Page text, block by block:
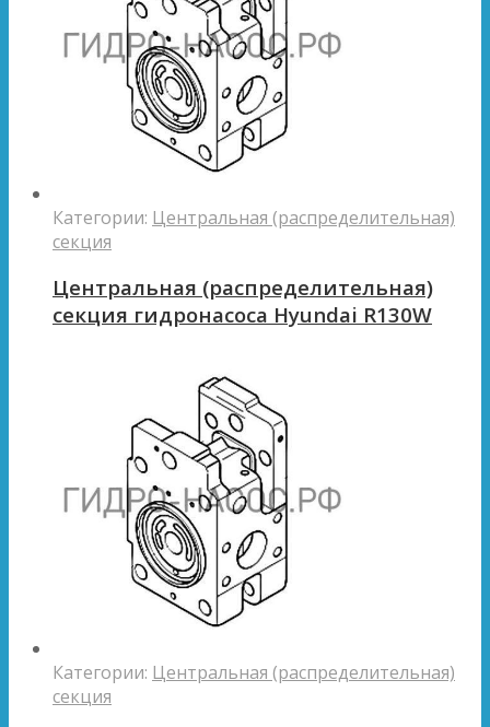
Категории: Центральная (распределительная)
секция
Центральная (распределительная)
секция гидронасоса Hyundai R130W
Категории: Центральная (распределительная)
секция